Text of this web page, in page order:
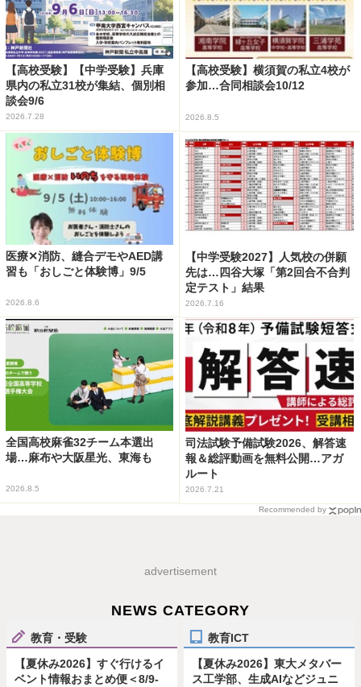
【高校受験】【中学受験】兵庫
県内の私立31校が集結、個別相
談会9/6
2026.7.28
【高校受験】横須賀の私立4校が
参加…合同相談会10/12
2026.8.5
医療✕消防、縫合デモやAED講
習も「おしごと体験博」9/5
2026.8.6
【中学受験2027】人気校の併願
先は…四谷大塚「第2回合不合判
定テスト」結果
2026.7.16
全国高校麻雀32チーム本選出
場…麻布や大阪星光、東海も
2026.8.5
司法試験予備試験2026、解答速
報＆総評動画を無料公開…アガ
ルート
2026.7.21
Recommended by
advertisement
NEWS CATEGORY
教育・受験
【夏休み2026】すぐ行けるイ
ベント情報おまとめ便＜8/9-
教育ICT
【夏休み2026】東大メタバー
ス工学部、生成AIなどジュニ